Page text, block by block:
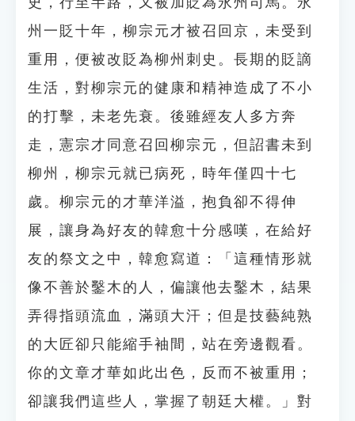
州一貶十年，柳宗元才被召回京，未受到
重用，便被改貶為柳州刺史。長期的貶謫
生活，對柳宗元的健康和精神造成了不小
的打擊，未老先衰。後雖經友人多方奔
走，憲宗才同意召回柳宗元，但詔書未到
柳州，柳宗元就已病死，時年僅四十七
歲。柳宗元的才華洋溢，抱負卻不得伸
展，讓身為好友的韓愈十分感嘆，在給好
友的祭文之中，韓愈寫道：「這種情形就
像不善於鑿木的人，偏讓他去鑿木，結果
弄得指頭流血，滿頭大汗；但是技藝純熟
的大匠卻只能縮手袖間，站在旁邊觀看。
你的文章才華如此出色，反而不被重用；
卻讓我們這些人，掌握了朝廷大權。」對